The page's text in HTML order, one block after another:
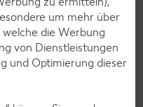
um mehr über
die Werbung
von Dienstleistungen
und Optimierung dieser